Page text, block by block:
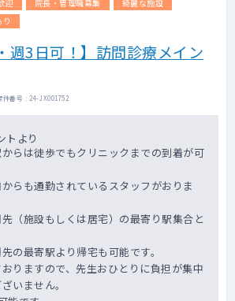
施設メインでの訪問診療となります。
訪問体制は、看護師（ドライバー兼務）と2名
ど
（若年層～高齢者まで幅広くご対応をお願い
迎 院長・管理職募集
綺麗な施設
週3日可！】訪問診療メイン
番号 : 24-JX001752
トより
らは徒歩でもクリニックまでの到着が可
らも通勤されているスタッフがおりま
（施設もしくは居宅）の最寄り駅集合と
の最寄駅より帰宅も可能です。
りますので、先生おひとりに負担が集中
いません。